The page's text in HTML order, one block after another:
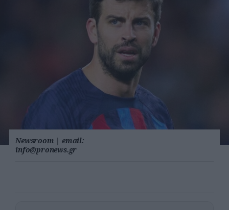
Newsroom | email:
info@pronews.gr